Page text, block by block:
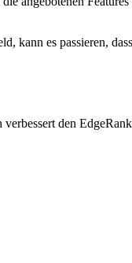
kann es passieren,
den